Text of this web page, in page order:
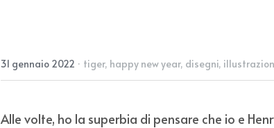
31 gennaio 2022 · tiger, happy new year, disegni,
Alle volte, ho la superbia di pensare che io e